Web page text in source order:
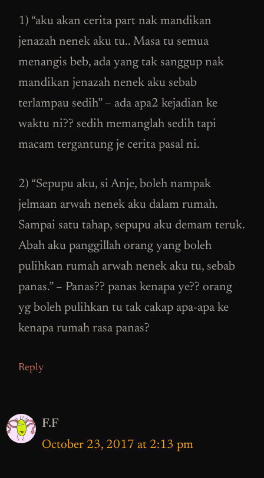
1) “aku akan cerita part nak mandikan
jenazah nenek aku tu.. Masa tu semua
menangis beb, ada yang tak sanggup nak
mandikan jenazah nenek aku sebab
terlampau sedih” – ada apa2 kejadian ke
waktu ni?? sedih memanglah sedih tapi
macam tergantung je cerita pasal ni.
2) “Sepupu aku, si Anje, boleh nampak
jelmaan arwah nenek aku dalam rumah.
Sampai satu tahap, sepupu aku demam teruk.
Abah aku panggillah orang yang boleh
pulihkan rumah arwah nenek aku tu, sebab
panas.” – Panas?? panas kenapa ye?? orang
yg boleh pulihkan tu tak cakap apa-apa ke
kenapa rumah rasa panas?
Reply
F.F
October 23, 2017 at 2:13 pm